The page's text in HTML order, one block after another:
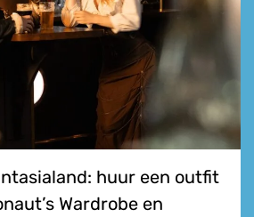
huur een outfit
Wardrobe en